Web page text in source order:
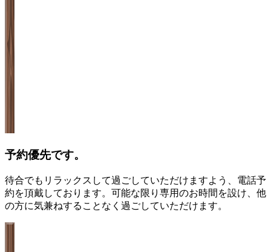
予約優先です。
待合でもリラックスして過ごしていただけますよう、電話予
約を頂戴しております。可能な限り専用のお時間を設け、他
の方に気兼ねすることなく過ごしていただけます。